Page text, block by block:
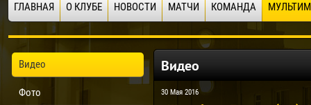
ГЛАВНАЯ О КЛУБЕ НОВОСТИ МАТЧИ КОМАНДА
Видео
Фото
Видео
30 Мая 2016